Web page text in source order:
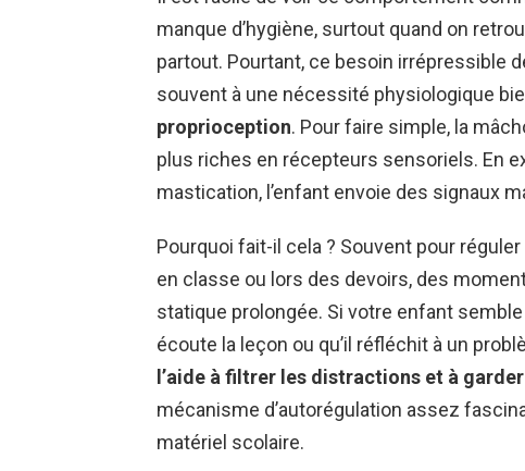
manque d’hygiène, surtout quand on
partout. Pourtant, ce besoin irrépressible
souvent à une nécessité physiologique
proprioception. Pour faire simple, la
plus riches en récepteurs sensoriels. En
mastication, l’enfant envoie des signaux
Pourquoi fait-il cela ? Souvent pour
en classe ou lors des devoirs, des
statique prolongée. Si votre enfant semble
écoute la leçon ou qu’il réfléchit à un
l’aide à filtrer les distractions et à
mécanisme d’autorégulation assez
matériel scolaire.